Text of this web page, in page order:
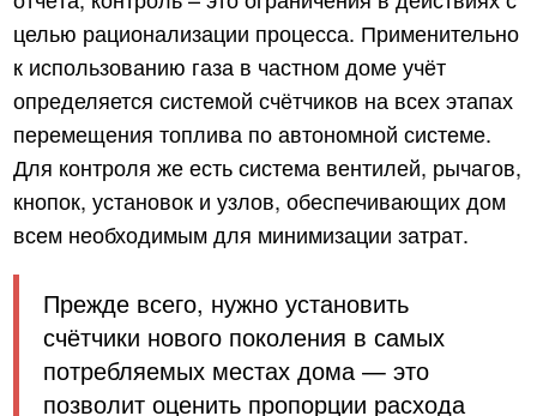
целью рационализации процесса. Применительно
к использованию газа в частном доме учёт
определяется системой счётчиков на всех этапах
перемещения топлива по автономной системе.
Для контроля же есть система вентилей, рычагов,
кнопок, установок и узлов, обеспечивающих дом
всем необходимым для минимизации затрат.
Прежде всего, нужно установить
счётчики нового поколения в самых
потребляемых местах дома — это
позволит оценить пропорции расхода